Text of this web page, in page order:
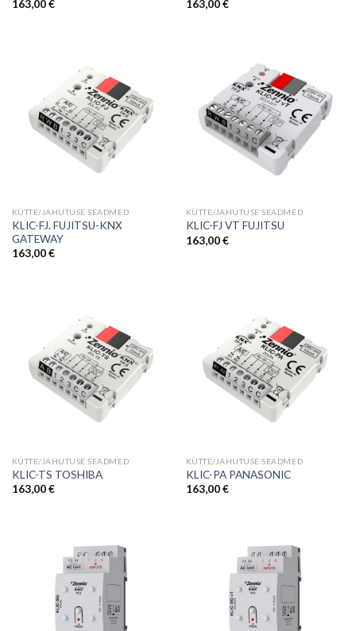
163,00€ 163,00€
KÜTTE/JAHUTUSE SEADMED
KLIC-FJ. FUJITSU-KNX
GATEWAY
163,00€
KÜTTE/JAHUTUSE SEADMED
KLIC-FJ VT FUJITSU
163,00€
KÜTTE/JAHUTUSE SEADMED
KLIC-TS TOSHIBA
163,00€
KÜTTE/JAHUTUSE SEADMED
KLIC-PA PANASONIC
163,00€